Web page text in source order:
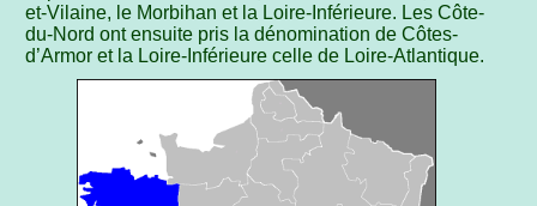
et-Vilaine, le Morbihan et la Loire-Inférieure. Les Côte-
du-Nord ont ensuite pris la dénomination de Côtes-
d’Armor et la Loire-Inférieure celle de Loire-Atlantique.